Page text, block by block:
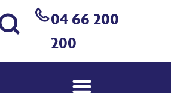
04 66 200
200